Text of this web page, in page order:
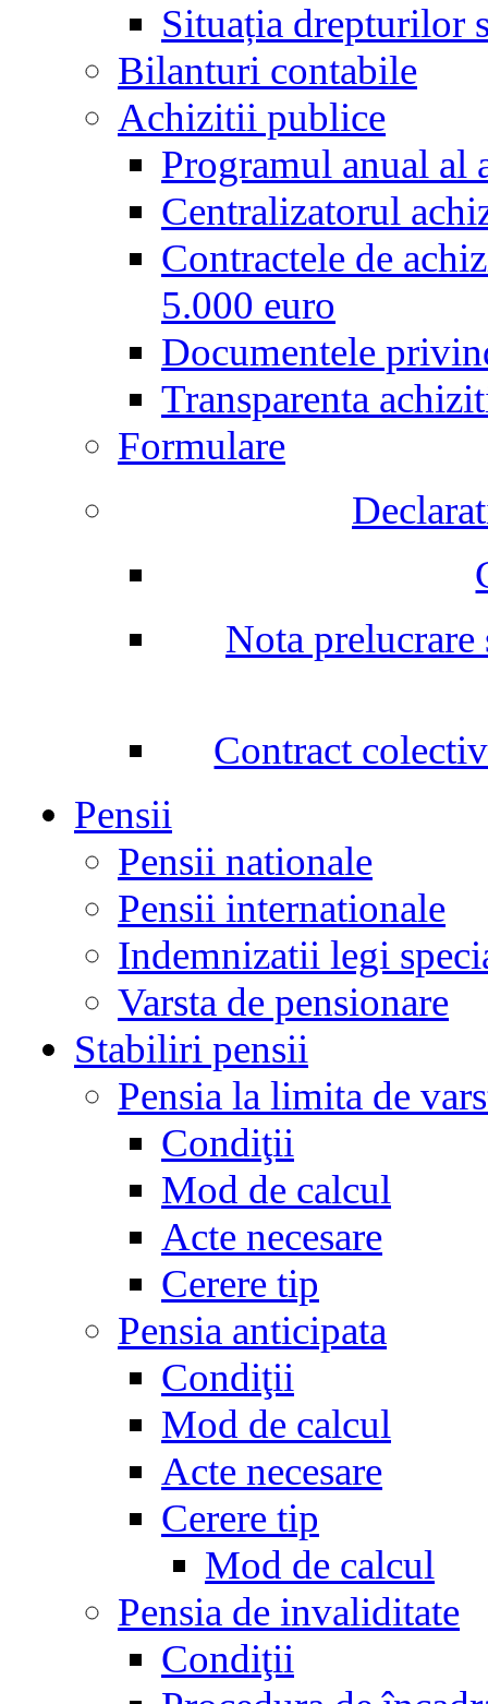
Situația drepturilor
Bilanturi contabile
Achizitii publice
Programul anual
Centralizatorul
Contractele de
5.000 euro
Documentele
Transparenta
Formulare
Nota prelucrare
Contract
Pensii
Pensii nationale
Pensii internationale
Indemnizatii legi
Varsta de pensionare
Stabiliri pensii
Pensia la limita de
Condiţii
Mod de calcul
Acte necesare
Cerere tip
Pensia anticipata
Condiţii
Mod de calcul
Acte necesare
Cerere tip
Mod de calcul
Pensia de invaliditate
Condiţii